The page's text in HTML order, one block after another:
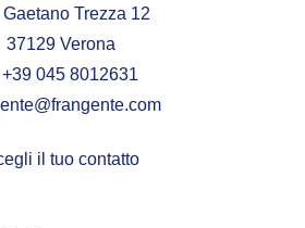
Trezza 12
37129 Verona
+39 045 8012631
il tuo contatto